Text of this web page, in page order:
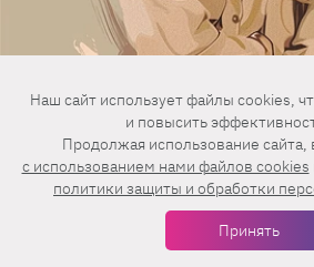
Характеристики:баланс с
Натали Портман,
Идеальные ткани:мягкий
Наш сайт использует файлы cookies,
и повысить
Продолжая использование сайта,
c использованием нами файлов cookies
политики защиты и обработки
Принять